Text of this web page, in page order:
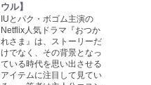
ウル】
IUとパク・ボゴム主演の
Netflix人気ドラマ『おつか
れさま』は、ストーリーだ
けでなく、その背景となっ
ている時代を思い出させる
アイテムに注目して見てい